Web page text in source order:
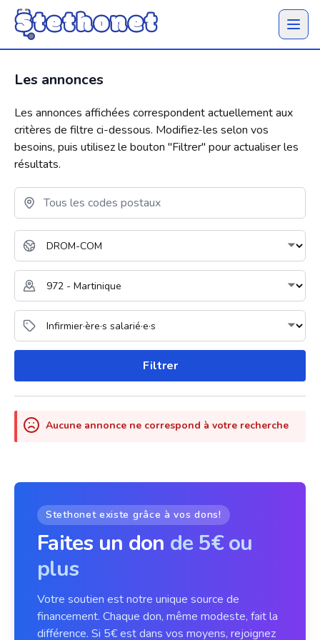
Ouvrir
Les annonces
Les annonces affichées correspondent actuellement aux
critères de filtre ci-dessous. Modifiez-les selon vos
besoins, puis utilisez le bouton "Filtrer" pour actualiser les
résultats.
Filtrer
Aucune annonce ne correspond à votre recherche
Stethonet existe grâce à vos dons!
Faites un don de 5€ ou
plus
Votre soutien est notre unique source de
financement. Chaque don, même modeste, fait la
différence. Si 5€ est dans vos moyens, rejoignez